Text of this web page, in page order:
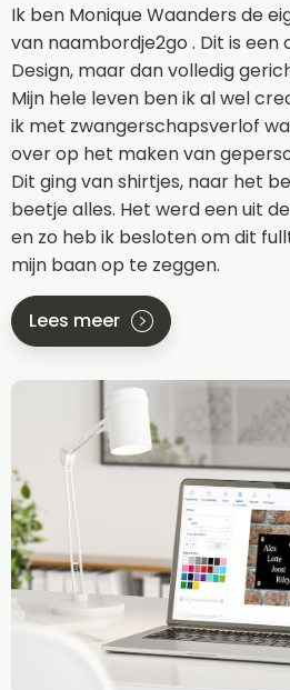
Ik ben Monique Waanders de
van naambordje2go . Dit is een
Design, maar dan volledig
Mijn hele leven ben ik al wel
ik met zwangerschapsverlof
over op het maken van
Dit ging van shirtjes, naar het
beetje alles. Het werd een uit
en zo heb ik besloten om dit
mijn baan op te zeggen.
Lees meer